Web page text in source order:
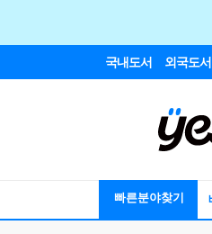
국내도서 외국도서
빠른분야찾기